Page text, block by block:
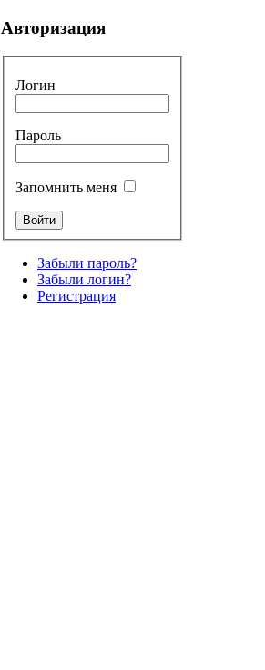
Авторизация
Логин
Пароль
Запомнить меня
Забыли пароль?
Забыли логин?
Регистрация